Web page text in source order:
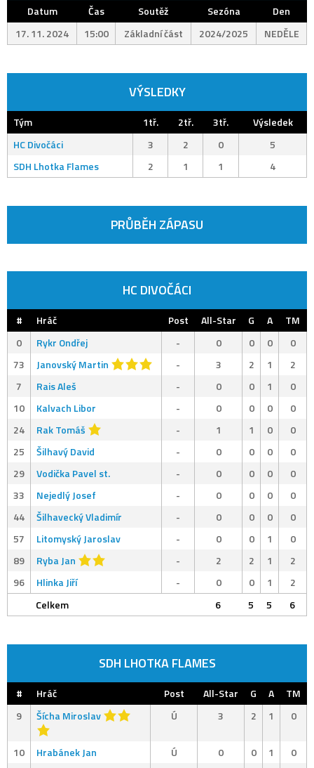
Datum Čas Soutěž Sezóna
Den
17. 11. 2024
15:00 Základní část 2024/2025 NEDĚLE
VÝSLEDKY
Tým 1tř. 2tř. 3tř.
Výsledek
HC Divočáci
3 2 0
5
SDH Lhotka Flames
2 1 1 4
PRŮBĚH ZÁPASU
HC DIVOČÁCI
# Hráč Post All-Star G A
TM
0
Rykr Ondřej - 0 0 0
0
73
Janovský Martin - 3 2 1
2
7
Rais Aleš - 0 0 1
0
10
Kalvach Libor - 0 0 0
0
24
Rak Tomáš - 1 1 0
0
25
Šilhavý David - 0 0 0
0
29
Vodička Pavel st. - 0 0 0
0
33
Nejedlý Josef - 0 0 0
0
44
Šilhavecký Vladimír - 0 0 0
0
57
Litomyský Jaroslav - 0 0 1
0
89
Ryba Jan - 2 2 1
2
96
Hlinka Jiří - 0 0 1
2
Celkem
6 5 5 6
SDH LHOTKA FLAMES
# Hráč Post All-Star G A
TM
9
Šícha Miroslav Ú 3 2 1 0
10 Hrabánek Jan Ú 0 0 1
0